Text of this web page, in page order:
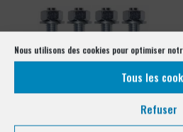
Nous utilisons des cookies pour optimiser
Tous les
Refuser